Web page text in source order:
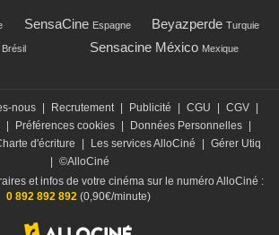
SensaCine Espagne Beyazperde Turquie
Brésil Sensacine México Mexique
nous | Recrutement | Publicité | CGU | CGV |
| Préférences cookies | Données Personnelles |
d'écriture | Les services AlloCiné | Gérer Utiq
| ©AlloCiné
et infos de votre cinéma sur le numéro AlloCiné :
0 892 892 892 (0,90€/minute)